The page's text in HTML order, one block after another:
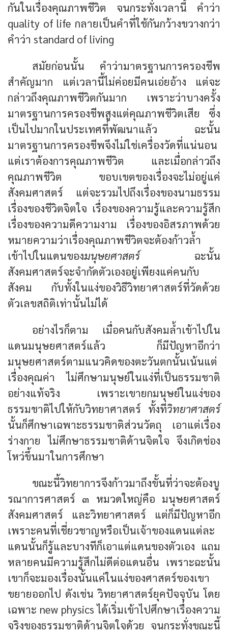
กันในเรื่องคุณภาพชีวิต จนกระทั่งเวลานี้ คำว่า
quality of life กลายเป็นคำที่ใช้กันกว้างขวางกว่า
คำว่า standard of living
สมัยก่อนนั้น คำว่ามาตรฐานการครองชีพ
สำคัญมาก แต่เวลานี้ไม่ค่อยมีคนเอ่ยอ้าง แต่จะ
กล่าวถึงคุณภาพชีวิตกันมาก เพราะว่าบางครั้ง
มาตรฐานการครองชีพสูงแต่คุณภาพชีวิตเสีย ซึ่ง
เป็นไปมากในประเทศที่พัฒนาแล้ว ฉะนั้น
มาตรฐานการครองชีพจึงไม่ใช่เครื่องวัดที่แน่นอน
แต่เราต้องการคุณภาพชีวิต และเมื่อกล่าวถึง
คุณภาพชีวิต ขอบเขตของเรื่องจะไม่อยู่แค่
สังคมศาสตร์ แต่จะรวมไปถึงเรื่องของนามธรรม
เรื่องของชีวิตจิตใจ เรื่องของความรู้และความรู้สึก
เรื่องของความดีความงาม เรื่องของอิสรภาพด้วย
หมายความว่าเรื่องคุณภาพชีวิตจะต้องก้าวล้ำ
เข้าไปในแดนของมนุษยศาสตร์ฉะนั้น
สังคมศาสตร์จะจำกัดตัวเองอยู่เพียงแค่คนกับ
สังคม กับทั้งในแง่ของวิธีวิทยาศาสตร์ที่วัดด้วย
ตัวเลขสถิติเท่านั้นไม่ได้
อย่างไรก็ตาม เมื่อคนกับสังคมล้ำเข้าไปใน
แดนมนุษยศาสตร์แล้ว ก็มีปัญหาอีกว่า
มนุษยศาสตร์ตามแนวคิดของตะวันตกนั้นเน้นแต่
เรื่องคุณค่า ไม่ศึกษามนุษย์ในแง่ที่เป็นธรรมชาติ
อย่างแท้จริง เพราะเขายกมนุษย์ในแง่ของ
ธรรมชาติไปให้กับวิทยาศาสตร์ ทั้งที่วิทยาศาสตร์
นั้นก็ศึกษาเฉพาะธรรมชาติส่วนวัตถุ เอาแต่เรื่อง
ร่างกาย ไม่ศึกษาธรรมชาติด้านจิตใจ จึงเกิดช่อง
โหว่ขึ้นมาในการศึกษา
ขณะนี้วิทยาการจึงก้าวมาถึงขั้นที่ว่าจะต้องบู
รณาการศาสตร์ ๓ หมวดใหญ่คือ มนุษยศาสตร์
สังคมศาสตร์ และวิทยาศาสตร์ แต่ก็มีปัญหาอีก
เพราะคนที่เชี่ยวชาญหรือเป็นเจ้าของแดนแต่ละ
แดนนั้นก็รู้และบางทีก็เอาแต่แดนของตัวเอง แถม
หลายคนมีความรู้สึกไม่ดีต่อแดนอื่น เพราะฉะนั้น
เขาก็จะมองเรื่องนั้นแค่ในแง่ของศาสตร์ของเขา
ขยายออกไป ดังเช่น วิทยาศาสตร์ยุคปัจจุบัน โดย
เฉพาะ new physics ได้เริ่มเข้าไปศึกษาเรื่องความ
จริงของธรรมชาติด้านจิตใจด้วย จนกระทั่งขณะนี้